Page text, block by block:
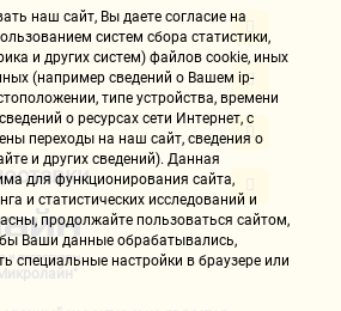
Электрические черные
Электрические 50 см
Электрические 4 конфорки
Мини плиты
газовые
наш cайт, Вы даете согласие на
систем сбора статистики,
и других систем) файлов cookie, иных
(например сведений о Вашем ip-
типе устройства, времени
о ресурсах сети Интернет, с
переходы на наш сайт, сведения о
и других сведений). Данная
для функционирования сайта,
и статистических исследований и
продолжайте пользоваться сайтом,
Ваши данные обрабатывались,
специальные настройки в браузере или